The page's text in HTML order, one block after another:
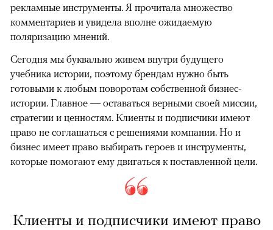
рекламные инструменты. Я прочитала множество
комментариев и увидела вполне ожидаемую
поляризацию мнений.
Сегодня мы буквально живем внутри будущего
учебника истории, поэтому брендам нужно быть
готовыми к любым поворотам собственной бизнес-
истории. Главное — оставаться верными своей миссии,
стратегии и ценностям. Клиенты и подписчики имеют
право не соглашаться с решениями компании. Но и
бизнес имеет право выбирать героев и инструменты,
которые помогают ему двигаться к поставленной цели.
Клиенты и подписчики имеют право